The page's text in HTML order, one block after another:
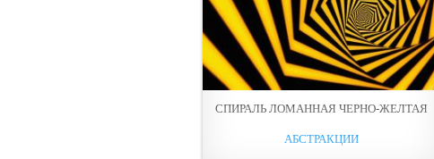
СПИРАЛЬ ЛОМАННАЯ ЧЕРНО-ЖЕЛТАЯ
АБСТРАКЦИИ